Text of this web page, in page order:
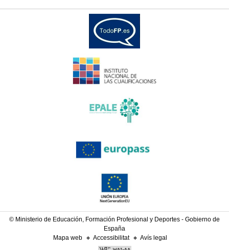
© Ministerio de Educación, Formación Profesional y Deportes - Gobierno de
España
Mapa web
Accessibilitat Avís legal